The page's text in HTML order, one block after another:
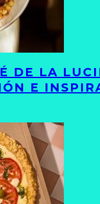
DE LA
E